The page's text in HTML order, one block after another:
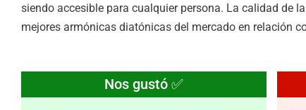
siendo accesible para cualquier persona. La calidad de la
mejores armónicas diatónicas del mercado en relación
Nos gustó ✅